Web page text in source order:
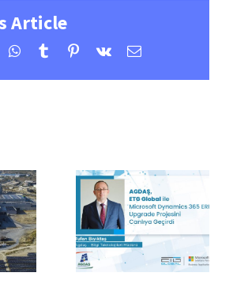
Article
Whatsapp
TumblrPinterest
Vk Email